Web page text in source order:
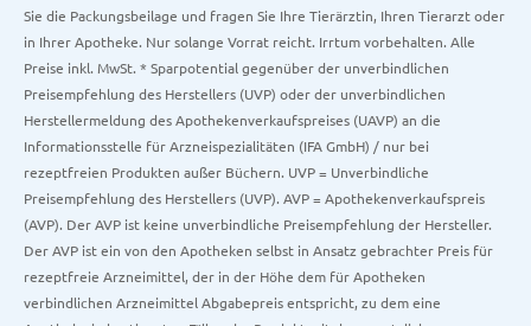
Sie die Packungsbeilage und fragen Sie Ihre Tierärztin, Ihren Tierarzt oder
in Ihrer Apotheke. Nur solange Vorrat reicht. Irrtum vorbehalten. Alle
Preise inkl. MwSt. * Sparpotential gegenüber der unverbindlichen
Preisempfehlung des Herstellers (UVP) oder der unverbindlichen
Herstellermeldung des Apothekenverkaufspreises (UAVP) an die
Informationsstelle für Arzneispezialitäten (IFA GmbH) / nur bei
rezeptfreien Produkten außer Büchern. UVP = Unverbindliche
Preisempfehlung des Herstellers (UVP). AVP = Apothekenverkaufspreis
(AVP). Der AVP ist keine unverbindliche Preisempfehlung der Hersteller.
Der AVP ist ein von den Apotheken selbst in Ansatz gebrachter Preis für
rezeptfreie Arzneimittel, der in der Höhe dem für Apotheken
verbindlichen Arzneimittel Abgabepreis entspricht, zu dem eine